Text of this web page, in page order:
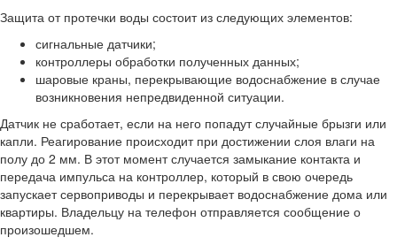
Защита от протечки воды состоит из следующих элементов:
сигнальные датчики;
контроллеры обработки полученных данных;
шаровые краны, перекрывающие водоснабжение в случае
возникновения непредвиденной ситуации.
Датчик не сработает, если на него попадут случайные брызги или
капли. Реагирование происходит при достижении слоя влаги на
полу до 2 мм. В этот момент случается замыкание контакта и
передача импульса на контроллер, который в свою очередь
запускает сервоприводы и перекрывает водоснабжение дома или
квартиры. Владельцу на телефон отправляется сообщение о
произошедшем.